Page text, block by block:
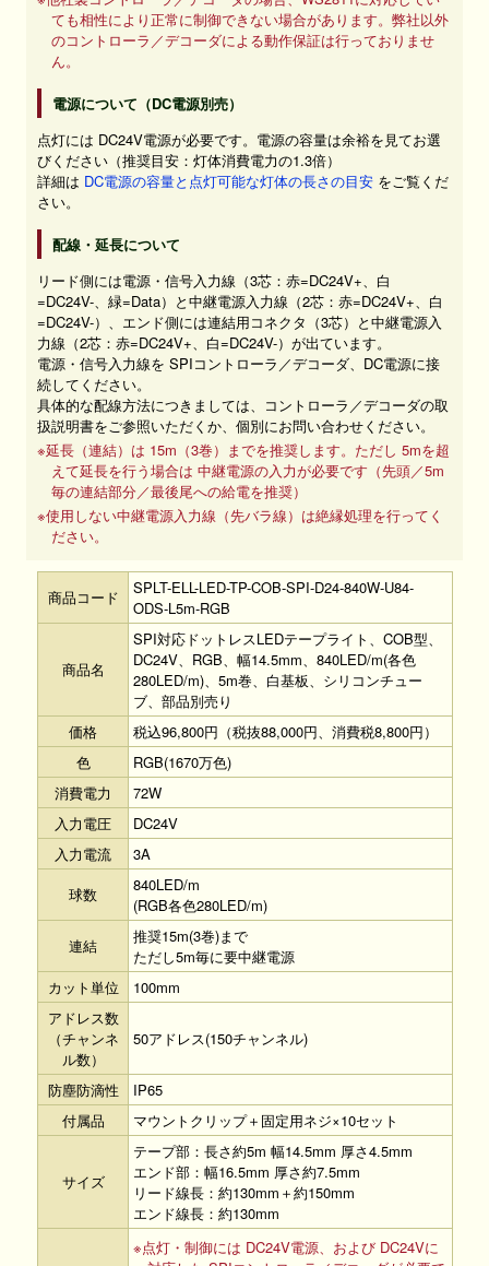
ても相性により正常に制御できない場合があります。弊社以外
のコントローラ／デコーダによる動作保証は行っておりませ
ん。
電源について（DC電源別売）
点灯には DC24V電源が必要です。電源の容量は余裕を見てお選
びください（推奨目安：灯体消費電力の1.3倍）
詳細は DC電源の容量と点灯可能な灯体の長さの目安 をご覧くだ
さい。
配線・延長について
リード側には電源・信号入力線（3芯：赤=DC24V+、白
=DC24V-、緑=Data）と中継電源入力線（2芯：赤=DC24V+、白
=DC24V-）、エンド側には連結用コネクタ（3芯）と中継電源入
力線（2芯：赤=DC24V+、白=DC24V-）が出ています。
電源・信号入力線を SPIコントローラ／デコーダ、DC電源に接
続してください。
具体的な配線方法につきましては、コントローラ／デコーダの取
扱説明書をご参照いただくか、個別にお問い合わせください。
※延長（連結）は 15m（3巻）までを推奨します。ただし 5mを超
えて延長を行う場合は 中継電源の入力が必要です（先頭／5m
毎の連結部分／最後尾への給電を推奨）
※使用しない中継電源入力線（先バラ線）は絶縁処理を行ってく
ださい。
商品コード
SPLT-ELL-LED-TP-COB-SPI-D24-840W-U84-
ODS-L5m-RGB
商品名
SPI対応ドットレスLEDテープライト、COB型、
DC24V、RGB、幅14.5mm、840LED/m(各色
280LED/m)、5m巻、白基板、シリコンチュー
ブ、部品別売り
価格
税込96,800円（税抜88,000円、消費税8,800円）
色
RGB(1670万色)
消費電力
72W
入力電圧
DC24V
入力電流
3A
球数
840LED/m
(RGB各色280LED/m)
連結
推奨15m(3巻)まで
ただし5m毎に要中継電源
カット単位
100mm
アドレス数
（チャンネ
ル数）
50アドレス(150チャンネル)
防塵防滴性
IP65
付属品
マウントクリップ＋固定用ネジ×10セット
サイズ
テープ部：長さ約5m 幅14.5mm 厚さ4.5mm
エンド部：幅16.5mm 厚さ約7.5mm
リード線長：約130mm＋約150mm
エンド線長：約130mm
※点灯・制御には DC24V電源、および DC24Vに